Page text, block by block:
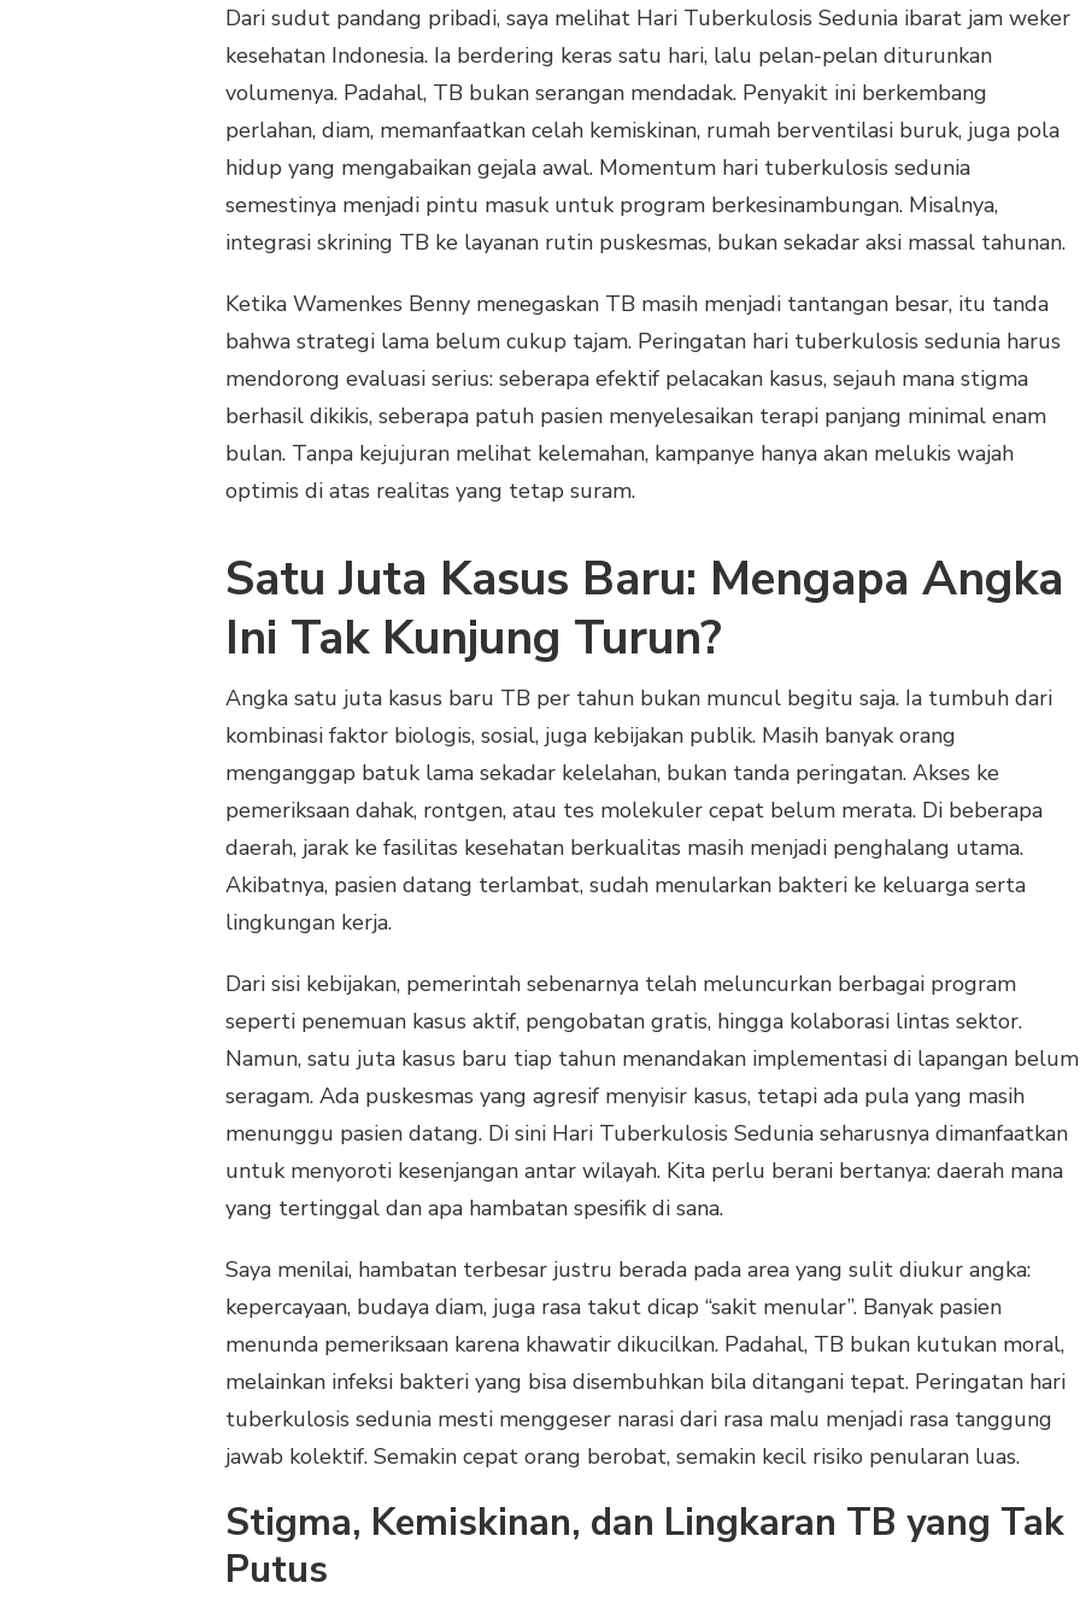
Dari sudut pandang pribadi, saya melihat Hari Tuberkulosis Sedunia ibarat jam weker
kesehatan Indonesia. Ia berdering keras satu hari, lalu pelan-pelan diturunkan
volumenya. Padahal, TB bukan serangan mendadak. Penyakit ini berkembang
perlahan, diam, memanfaatkan celah kemiskinan, rumah berventilasi buruk, juga pola
hidup yang mengabaikan gejala awal. Momentum hari tuberkulosis sedunia
semestinya menjadi pintu masuk untuk program berkesinambungan. Misalnya,
integrasi skrining TB ke layanan rutin puskesmas, bukan sekadar aksi massal tahunan.
Ketika Wamenkes Benny menegaskan TB masih menjadi tantangan besar, itu tanda
bahwa strategi lama belum cukup tajam. Peringatan hari tuberkulosis sedunia harus
mendorong evaluasi serius: seberapa efektif pelacakan kasus, sejauh mana stigma
berhasil dikikis, seberapa patuh pasien menyelesaikan terapi panjang minimal enam
bulan. Tanpa kejujuran melihat kelemahan, kampanye hanya akan melukis wajah
optimis di atas realitas yang tetap suram.
Satu Juta Kasus Baru: Mengapa Angka
Ini Tak Kunjung Turun?
Angka satu juta kasus baru TB per tahun bukan muncul begitu saja. Ia tumbuh dari
kombinasi faktor biologis, sosial, juga kebijakan publik. Masih banyak orang
menganggap batuk lama sekadar kelelahan, bukan tanda peringatan. Akses ke
pemeriksaan dahak, rontgen, atau tes molekuler cepat belum merata. Di beberapa
daerah, jarak ke fasilitas kesehatan berkualitas masih menjadi penghalang utama.
Akibatnya, pasien datang terlambat, sudah menularkan bakteri ke keluarga serta
lingkungan kerja.
Dari sisi kebijakan, pemerintah sebenarnya telah meluncurkan berbagai program
seperti penemuan kasus aktif, pengobatan gratis, hingga kolaborasi lintas sektor.
Namun, satu juta kasus baru tiap tahun menandakan implementasi di lapangan belum
seragam. Ada puskesmas yang agresif menyisir kasus, tetapi ada pula yang masih
menunggu pasien datang. Di sini Hari Tuberkulosis Sedunia seharusnya dimanfaatkan
untuk menyoroti kesenjangan antar wilayah. Kita perlu berani bertanya: daerah mana
yang tertinggal dan apa hambatan spesifik di sana.
Saya menilai, hambatan terbesar justru berada pada area yang sulit diukur angka:
kepercayaan, budaya diam, juga rasa takut dicap “sakit menular”. Banyak pasien
menunda pemeriksaan karena khawatir dikucilkan. Padahal, TB bukan kutukan moral,
melainkan infeksi bakteri yang bisa disembuhkan bila ditangani tepat. Peringatan hari
tuberkulosis sedunia mesti menggeser narasi dari rasa malu menjadi rasa tanggung
jawab kolektif. Semakin cepat orang berobat, semakin kecil risiko penularan luas.
Stigma, Kemiskinan, dan Lingkaran TB yang Tak
Putus